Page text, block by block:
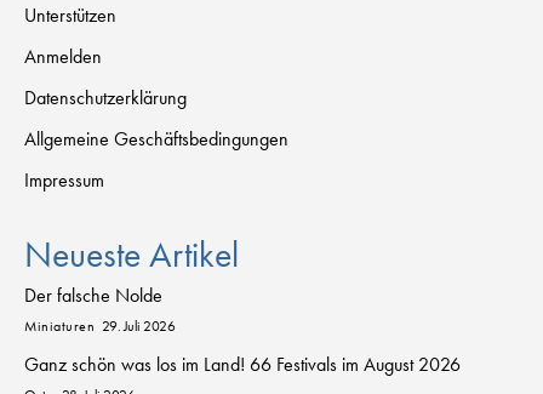
Unterstützen
Anmelden
Datenschutzerklärung
Allgemeine Geschäftsbedingungen
Impressum
Neueste Artikel
Der falsche Nolde
Miniaturen 29. Juli 2026
Ganz schön was los im Land! 66 Festivals im August 2026